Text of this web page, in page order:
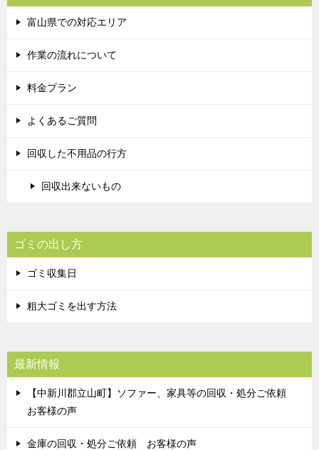
富山県での対応エリア
作業の流れについて
料金プラン
よくあるご質問
回収した不用品の行方
回収出来ないもの
ゴミの出し方
ゴミ収集日
粗大ゴミを出す方法
最新情報
【中新川郡立山町】ソファー、家具等の回収・処分ご依頼
お客様の声
金庫の回収・処分ご依頼 お客様の声